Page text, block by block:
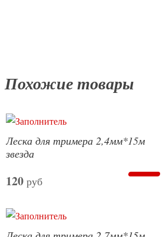
Похожие товары
Леска для тримера 2,4мм*15м
звезда
120 руб